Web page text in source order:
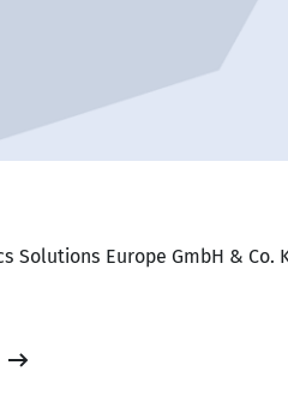
Solutions Europe GmbH & Co.